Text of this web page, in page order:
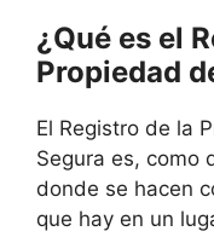
¿Qué es el
Propiedad
El Registro de la
Segura es, como
donde se hacen
que hay en un